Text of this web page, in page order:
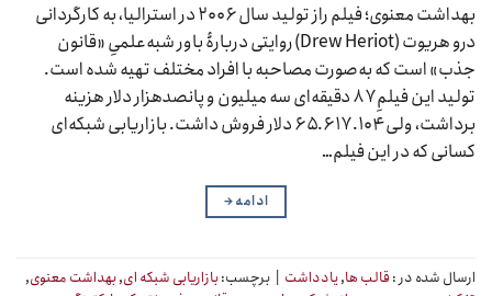
بهداشت معنوی؛ فیلم راز تولید سال ۲۰۰۶ در استرالیا، به کارگردانی
درو هریوت (Drew Heriot) روایتی دربارۀ باور شبه‌علمیِ «قانون
جذب» است که به‌صورت مصاحبه با افراد مختلف تهیه شده است.
تولید این فیلمِ ۸۷ دقیقه‌ای سه میلیون و پانصدهزار دلار هزینه
برداشت، ولی ۶۵.۶۱۷.۱۰۴ دلار فروش داشت. بازاریابی شبکه‌ای
کسانی که در این فیلم…
ادامه→
ارسال شده در : قالب ها,یادداشت | برچسب:بازاریابی شبکه ای,بهداشت معنوی,